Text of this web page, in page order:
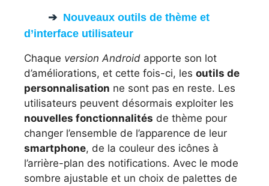
Nouveaux outils de thème et
d’interface utilisateur
Chaque version Android apporte son lot
d’améliorations, et cette fois-ci, les outils de
personnalisation ne sont pas en reste. Les
utilisateurs peuvent désormais exploiter les
nouvelles fonctionnalités de thème pour
changer l’ensemble de l’apparence de leur
smartphone, de la couleur des icônes à
l’arrière-plan des notifications. Avec le mode
sombre ajustable et un choix de palettes de